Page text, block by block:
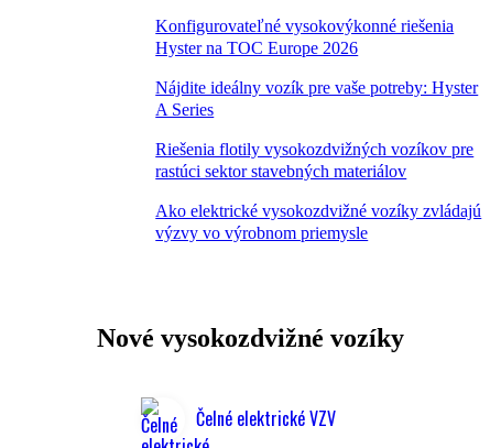
Konfigurovateľné vysokovýkonné riešenia
Hyster na TOC Europe 2026
Nájdite ideálny vozík pre vaše potreby: Hyster
A Series
Riešenia flotily vysokozdvižných vozíkov pre
rastúci sektor stavebných materiálov
Ako elektrické vysokozdvižné vozíky zvládajú
výzvy vo výrobnom priemysle
Nové vysokozdvižné vozíky
Čelné elektrické VZV